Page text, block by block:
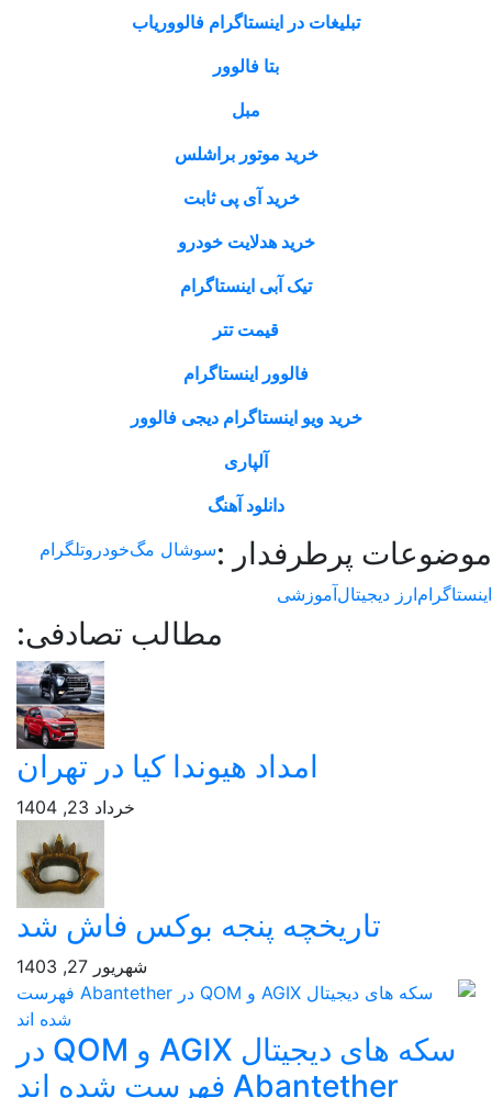
تبلیغات در اینستاگرام فالووریاب
بتا فالوور
خرید موتور براشلس
خرید آی پی ثابت
خرید هدلایت خودرو
تیک آبی اینستاگرام
قیمت تتر
فالوور اینستاگرام
خرید ویو اینستاگرام دیجی فالوور
آلپاری
دانلود آهنگ
پرطرفدار : سوشال مگخودروتلگرام
ارز دیجیتالآموزشی
مطالب تصادفی:
امداد هیوندا کیا در تهران
خرداد 23, 1404
تاریخچه پنجه بوکس فاش شد
شهریور 27, 1403
سکه های دیجیتال AGIX و QOM در
Abantether فهرست شده اند